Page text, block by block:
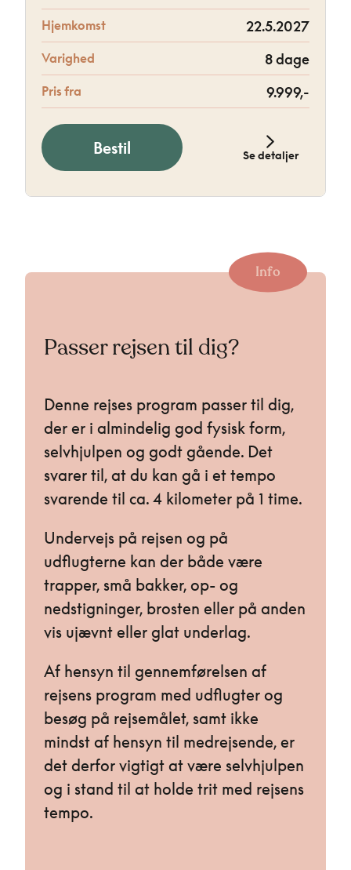
Hjemkomst 22.5.2027
Varighed 8 dage
Pris fra 9.999,-
Bestil Se detaljer
Info
Passer rejsen til dig?
Denne rejses program passer til dig,
der er i almindelig god fysisk form,
selvhjulpen og godt gående. Det
svarer til, at du kan gå i et tempo
svarende til ca. 4 kilometer på 1 time.
Undervejs på rejsen og på
udflugterne kan der både være
trapper, små bakker, op- og
nedstigninger, brosten eller på anden
vis ujævnt eller glat underlag.
Af hensyn til gennemførelsen af
rejsens program med udflugter og
besøg på rejsemålet, samt ikke
mindst af hensyn til medrejsende, er
det derfor vigtigt at være selvhjulpen
og i stand til at holde trit med rejsens
tempo.